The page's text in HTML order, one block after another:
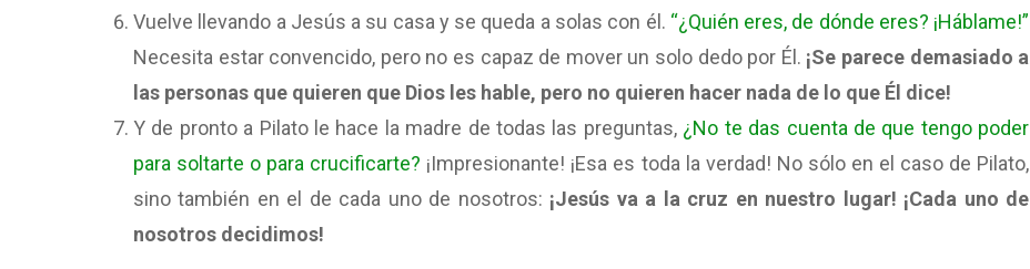
Vuelve llevando a Jesús a su casa y se queda a solas con él. “¿Quién eres, de dónde eres? ¡Háblame!”
Necesita estar convencido, pero no es capaz de mover un solo dedo por Él. ¡Se parece demasiado a
las personas que quieren que Dios les hable, pero no quieren hacer nada de lo que Él dice!
Y de pronto a Pilato le hace la madre de todas las preguntas, ¿No te das cuenta de que tengo poder
para soltarte o para crucificarte? ¡Impresionante! ¡Esa es toda la verdad! No sólo en el caso de Pilato,
sino también en el de cada uno de nosotros: ¡Jesús va a la cruz en nuestro lugar! ¡Cada uno de
nosotros decidimos!